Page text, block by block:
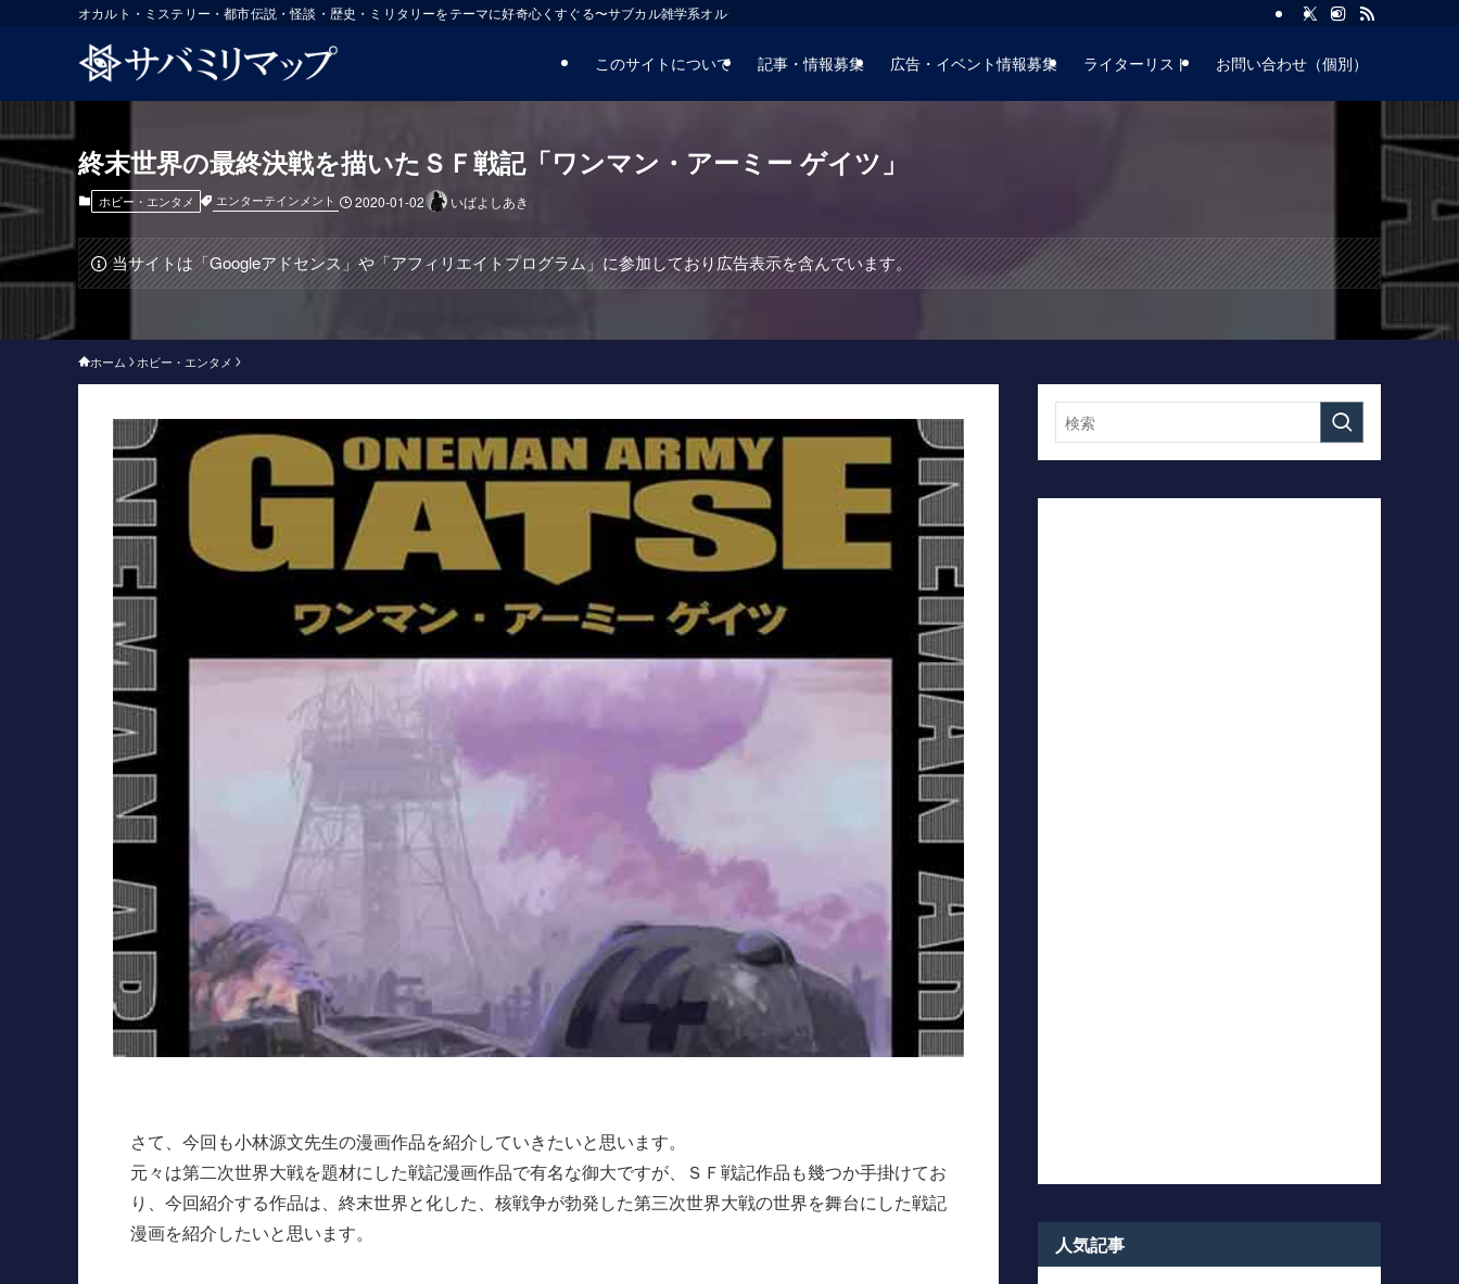
オカルト・ミステリー・都市伝説・怪談・歴史・ミリタリーをテーマに好奇心くすぐる〜サブカル雑学系オルタナティブサイト
このサイトについて 記事・情報募集 広告・イベント情報募集 ライターリスト お問い合わせ（個別）
終末世界の最終決戦を描いたＳＦ戦記「ワンマン・アーミー ゲイツ」
ホビー・エンタメ エンターテインメント 2020-01-02 いばよしあき
当サイトは「Googleアドセンス」や「アフィリエイトプログラム」に参加しており広告表示を含んでいます。
ホーム ホビー・エンタメ
さて、今回も小林源文先生の漫画作品を紹介していきたいと思います。
元々は第二次世界大戦を題材にした戦記漫画作品で有名な御大ですが、ＳＦ戦記作品も幾つか手掛けてお
り、今回紹介する作品は、終末世界と化した、核戦争が勃発した第三次世界大戦の世界を舞台にした戦記
漫画を紹介したいと思います。
人気記事